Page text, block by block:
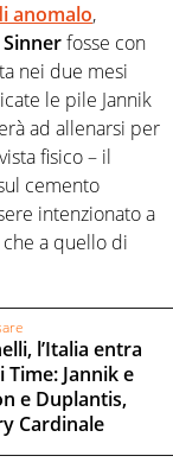
anomalo,
Sinnerfosse con
nei due mesi
le pile Jannik
ad allenarsi per
fisico – il
cemento
intenzionato a
a quello di
l’Italia entra
Jannik e
e Duplantis,
Cardinale